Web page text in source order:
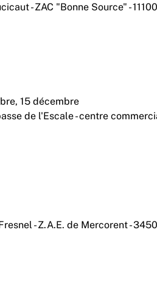
- ZAC "Bonne Source" - 11100
15 décembre
de l'Escale - centre
- Z.A.E. de Mercorent -